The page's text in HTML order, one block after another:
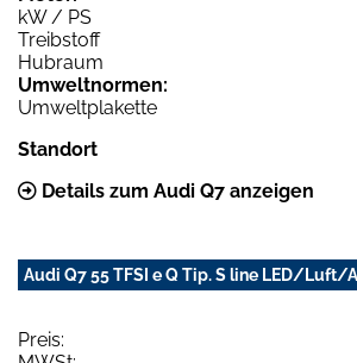
kW / PS
Treibstoff
Hubraum
Umweltnormen:
Umweltplakette
Standort
Details zum Audi Q7 anzeigen
Audi Q7 55 TFSI e Q Tip. S line LED/
Preis: